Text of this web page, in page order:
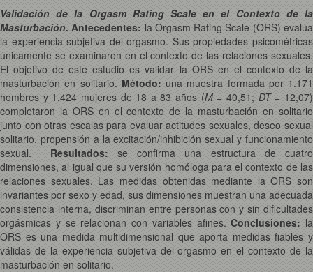
Validación de la Orgasm Rating Scale en el Contexto de la
Masturbación. Antecedentes: la Orgasm Rating Scale (ORS) evalúa
la experiencia subjetiva del orgasmo. Sus propiedades psicométricas
únicamente se examinaron en el contexto de las relaciones sexuales.
El objetivo de este estudio es validar la ORS en el contexto de la
masturbación en solitario. Método: una muestra formada por 1.171
hombres y 1.424 mujeres de 18 a 83 años (M= 40,51; DT= 12,07)
completaron la ORS en el contexto de la masturbación en solitario
junto con otras escalas para evaluar actitudes sexuales, deseo sexual
solitario, propensión a la excitación/inhibición sexual y funcionamiento
sexual. Resultados: se confirma una estructura de cuatro
dimensiones, al igual que su versión homóloga para el contexto de las
relaciones sexuales. Las medidas obtenidas mediante la ORS son
invariantes por sexo y edad, sus dimensiones muestran una adecuada
consistencia interna, discriminan entre personas con y sin dificultades
orgásmicas y se relacionan con variables afines.Conclusiones: la
ORS es una medida multidimensional que aporta medidas fiables y
válidas de la experiencia subjetiva del orgasmo en el contexto de la
masturbación en solitario.